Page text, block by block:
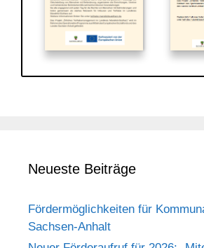
Neueste Beiträge
Fördermöglichkeiten für
Sachsen-Anhalt